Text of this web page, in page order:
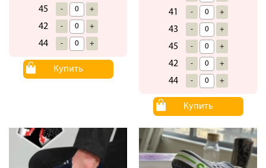
45 - +
42 - +
44 - +
Купить
41 - +
43 - +
45 - +
42 - +
44 - +
Купить